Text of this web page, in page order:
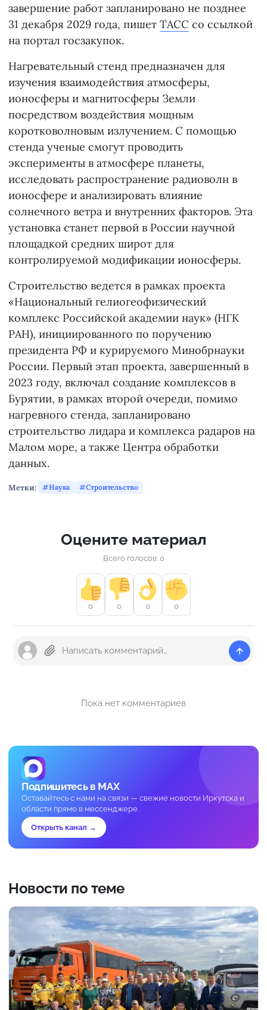
завершение работ запланировано не позднее
31 декабря 2029 года, пишет ТАСС со ссылкой
на портал госзакупок.
Нагревательный стенд предназначен для
изучения взаимодействия атмосферы,
ионосферы и магнитосферы Земли
посредством воздействия мощным
коротковолновым излучением. С помощью
стенда ученые смогут проводить
эксперименты в атмосфере планеты,
исследовать распространение радиоволн в
ионосфере и анализировать влияние
солнечного ветра и внутренних факторов. Эта
установка станет первой в России научной
площадкой средних широт для
контролируемой модификации ионосферы.
Строительство ведется в рамках проекта
«Национальный гелиогеофизический
комплекс Российской академии наук» (НГК
РАН), инициированного по поручению
президента РФ и курируемого Минобрнауки
России. Первый этап проекта, завершенный в
2023 году, включал создание комплексов в
Бурятии, в рамках второй очереди, помимо
нагревного стенда, запланировано
строительство лидара и комплекса радаров на
Малом море, а также Центра обработки
данных.
Метки: Наука Строительство
Оцените материал
Всего голосов: 0
0 0 0 0
Пока нет комментариев
Подпишитесь в MAX
Оставайтесь с нами на связи — свежие новости Иркутска и
области прямо в мессенджере.
Открыть канал →
Новости по теме